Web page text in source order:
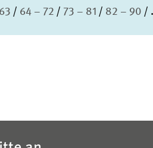
64 – 72 73 – 81 82 – 90